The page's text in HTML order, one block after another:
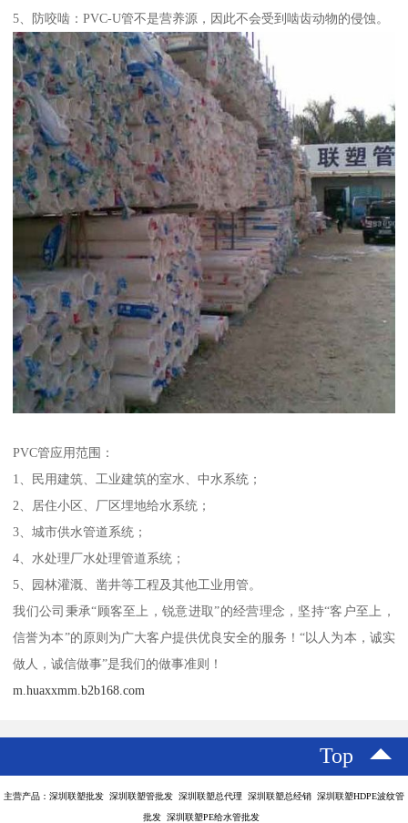
5、防咬啮：PVC-U管不是营养源，因此不会受到啮齿动物的侵蚀。
PVC管应用范围：
1、民用建筑、工业建筑的室水、中水系统；
2、居住小区、厂区埋地给水系统；
3、城市供水管道系统；
4、水处理厂水处理管道系统；
5、园林灌溉、凿井等工程及其他工业用管。
我们公司秉承“顾客至上，锐意进取”的经营理念，坚持“客户至上，
信誉为本”的原则为广大客户提供优良安全的服务！“以人为本，诚实
做人，诚信做事”是我们的做事准则！
m.huaxxmm.b2b168.com
Top
主营产品：深圳联塑批发 深圳联塑管批发 深圳联塑总代理 深圳联塑总经销 深圳联塑HDPE波纹管
批发 深圳联塑PE给水管批发